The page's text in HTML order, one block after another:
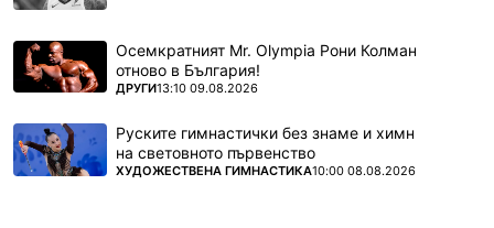
Осемкратният Mr. Olympia Рони Колман
отново в България!
ПОВЕЧЕ ОТ
ДРУГИ13:10 09.08.2026
Руските гимнастички без знаме и химн
на световното първенство
ПОВЕЧЕ ОТ
ХУДОЖЕСТВЕНА ГИМНАСТИКА10:00 08.08.2026